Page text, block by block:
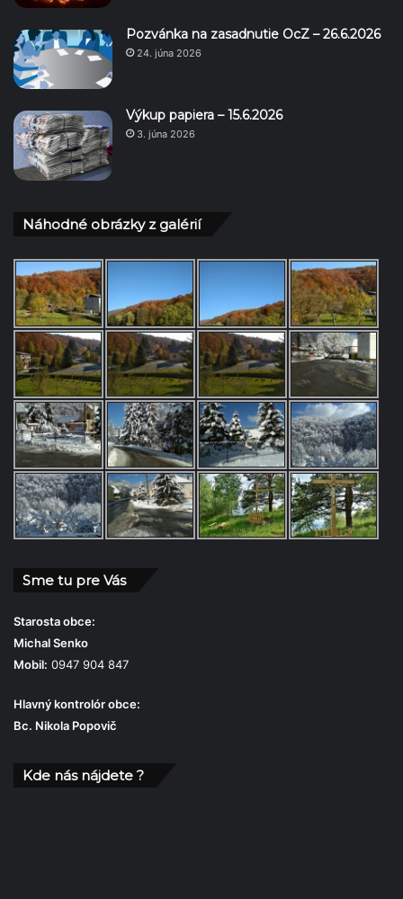
Pozvánka na zasadnutie OcZ – 26.6.2026
24. júna 2026
Výkup papiera – 15.6.2026
3. júna 2026
Náhodné obrázky z galérií
Sme tu pre Vás
Starosta obce:
Michal Senko
Mobil: 0947 904 847
Hlavný kontrolór obce:
Bc. Nikola Popovič
Kde nás nájdete ?